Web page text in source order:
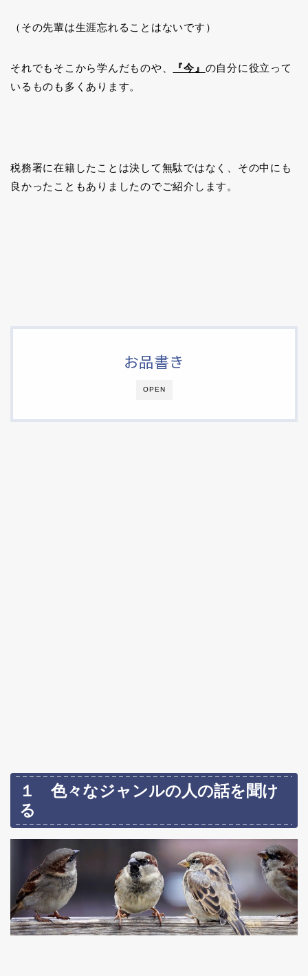
（その先輩は生涯忘れることはないです）
それでもそこから学んだものや、 『今』 の自分に役立って
いるものも多くあります。
税務署に在籍したことは決して無駄ではなく、その中にも
良かったこともありましたのでご紹介します。
OPEN
お品書き
１ 色々なジャンルの人の話を聞け
る